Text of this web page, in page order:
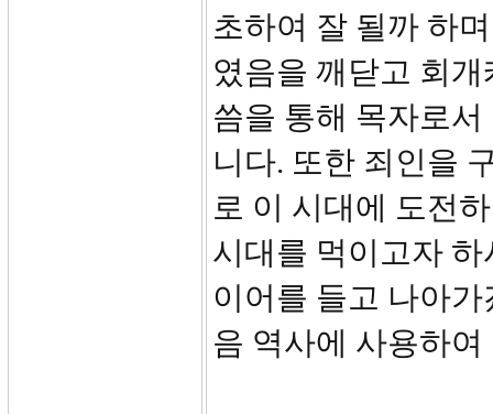
초하여 잘 될까 하
였음을 깨닫고 회
씀을 통해 목자로
니다. 또한 죄인을
로 이 시대에 도전
시대를 먹이고자
이어를 들고 나아
음 역사에 사용하